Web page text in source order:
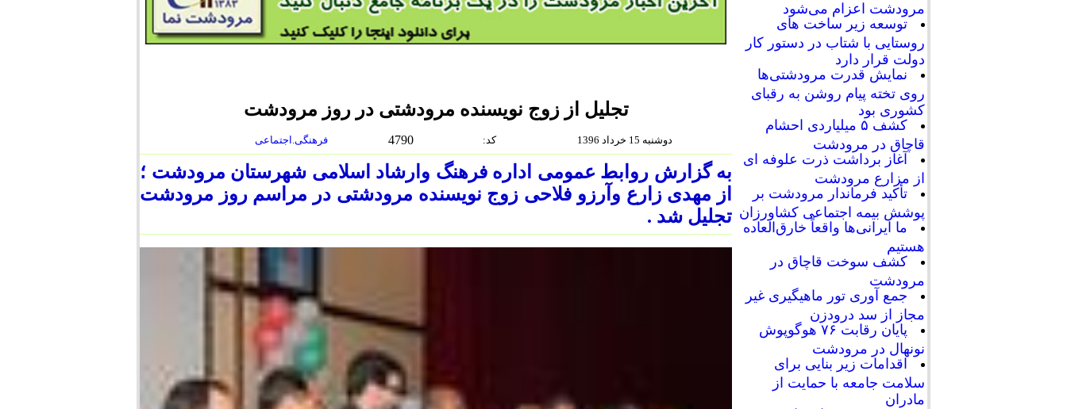
مرودشت اعزام می‌شود
توسعه زیر ساخت های
روستایی با شتاب در دستور کار
دولت قرار دارد
نمایش قدرت مرودشتی‌ها
روی تخته پیام روشن به رقبای
کشوری بود
کشف ۵ میلیاردی احشام
قاچاق در مرودشت
آغاز برداشت ذرت علوفه ای
از مزارع مرودشت
تأکید فرماندار مرودشت بر
پوشش بیمه اجتماعی کشاورزان
ما ایرانی‌ها واقعاً خارق‌العاده
هستیم
کشف سوخت قاچاق در
مرودشت
جمع آوری تور ماهیگیری غیر
مجاز از سد درودزن
پایان رقابت‌ ۷۶ هوگوپوش
نونهال در مرودشت
اقدامات زیر بنایی برای
سلامت جامعه با حمایت از
مادران
تجلیل از زوج نویسنده مرودشتی در روز مرودشت
4790 :كد دوشنبه 15 خرداد 1396
به گزارش روابط عمومی اداره فرهنگ وارشاد اسلامی شهرستان مرودشت ؛
از مهدی زارع وآرزو فلاحی زوج نویسنده مرودشتی در مراسم روز مرودشت
تجلیل شد .